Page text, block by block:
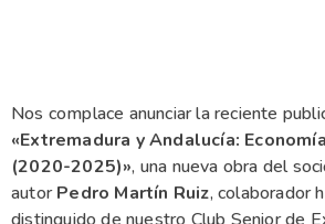
Nos complace anunciar la reciente
«Extremadura y Andalucía:
(2020-2025)», una nueva obra del
autorPedro Martín Ruiz, colaborador